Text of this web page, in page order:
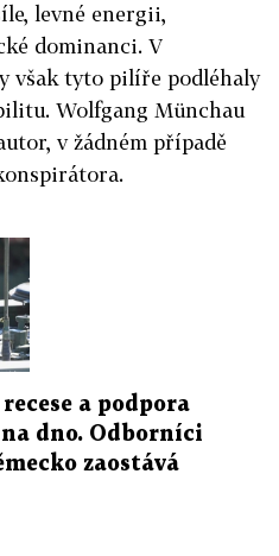
levné energii,
dominanci. V
však tyto pilíře podléhaly
Wolfgang Münchau
v žádném případě
a podpora
dno. Odborníci
zaostává